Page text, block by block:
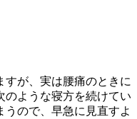
すが、実は腰痛のときに
のような寝方を続けてい
うので、早急に見直すよ